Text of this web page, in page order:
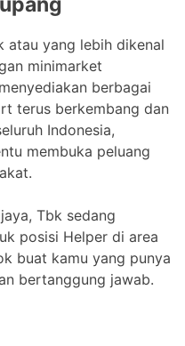
atau yang lebih dikenal
minimarket
berbagai
terus berkembang dan
Indonesia,
membuka peluang
Tbk sedang
posisi Helper di area
buat kamu yang punya
bertanggung jawab.